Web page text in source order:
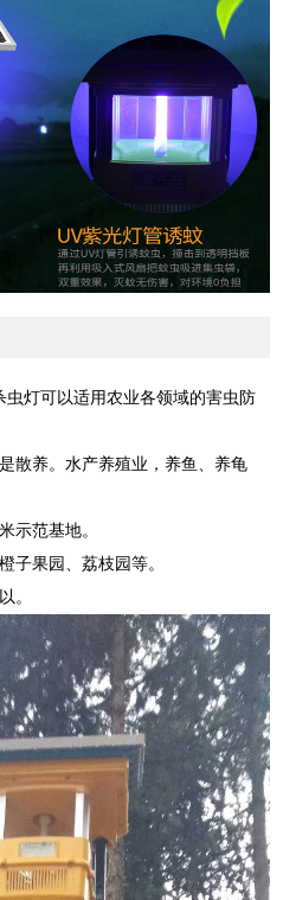
虫灯可以适用农业各领域的害虫防
是散养。水产养殖业，养鱼、养龟
示范基地。
、橙子果园、荔枝园等。
。